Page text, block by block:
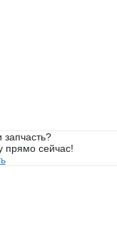
прямо сейчас!